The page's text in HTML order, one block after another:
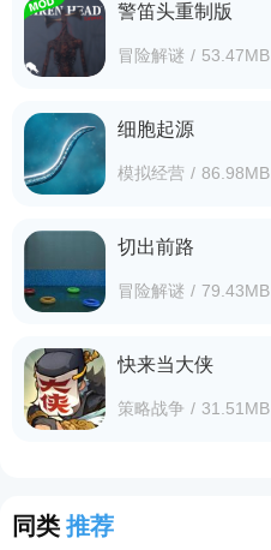
警笛头重制版
冒险解谜 / 53.47MB
细胞起源
模拟经营 / 86.98MB
切出前路
冒险解谜 / 79.43MB
快来当大侠
策略战争 / 31.51MB
同类 推荐